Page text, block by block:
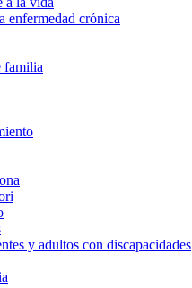
enfermedad crónica
familia
y adultos con discapacidades